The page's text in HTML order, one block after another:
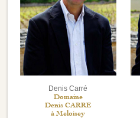
Denis Carré
Domaine
Denis CARRE
à Meloisey